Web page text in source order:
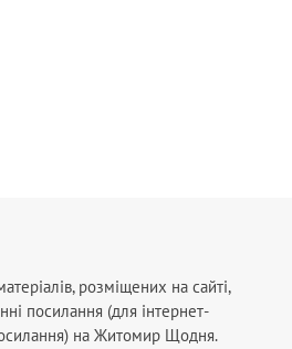
розміщених на сайті,
посилання (для інтернет-
на Житомир Щодня.